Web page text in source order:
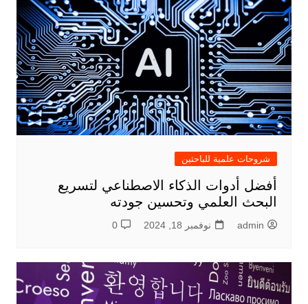
شروحات علمية للباحثين
أفضل أدوات الذكاء الاصطناعي لتسريع
البحث العلمي وتحسين جودته
admin نوفمبر 18, 2024 0